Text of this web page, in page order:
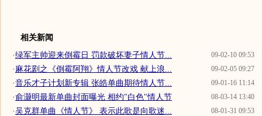
相关新闻
09-02-10 09:53
·绿军主帅迎来倒霉日 罚款破坏妻子情人节...
09-02-05 09:27
·麻花剧之《倒霉阿翔》情人节改戏 献上浪...
09-01-16 11:14
·音乐才子计划新专辑 张皓单曲期待情人节...
08-03-14 13:40
·俞灏明最新单曲封面曝光 相约"白色"情人节
08-01-31 09:53
·吴克群单曲《情人节》 表示此歌是向歌迷...